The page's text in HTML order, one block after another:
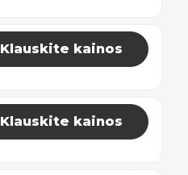
Klauskite kainos
Klauskite kainos